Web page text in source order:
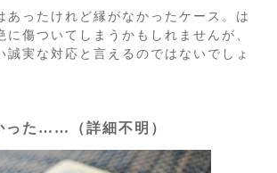
ったけれど縁がなかったケース。は
に傷ついてしまうかもしれませんが、
誠実な対応と言えるのではないでしょ
った……（詳細不明）